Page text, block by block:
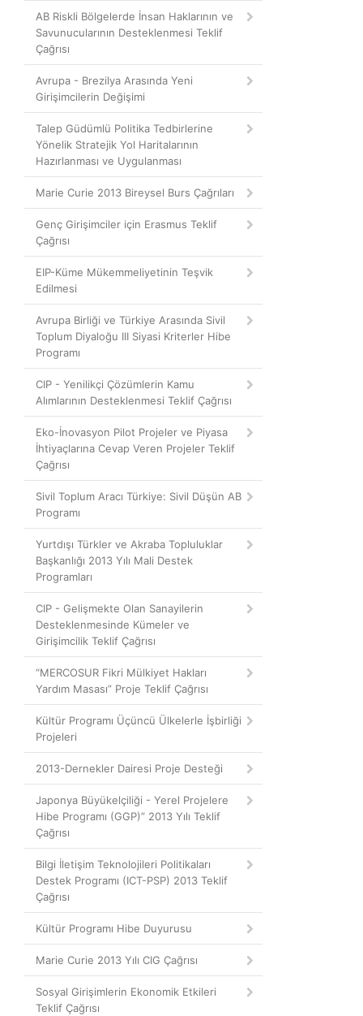
AB Riskli Bölgelerde İnsan Haklarının ve
Savunucularının Desteklenmesi Teklif
Çağrısı
Avrupa - Brezilya Arasında Yeni
Girişimcilerin Değişimi
Talep Güdümlü Politika Tedbirlerine
Yönelik Stratejik Yol Haritalarının
Hazırlanması ve Uygulanması
Marie Curie 2013 Bireysel Burs Çağrıları
Genç Girişimciler için Erasmus Teklif
Çağrısı
EIP-Küme Mükemmeliyetinin Teşvik
Edilmesi
Avrupa Birliği ve Türkiye Arasında Sivil
Toplum Diyaloğu III Siyasi Kriterler Hibe
Programı
CIP - Yenilikçi Çözümlerin Kamu
Alımlarının Desteklenmesi Teklif Çağrısı
Eko-İnovasyon Pilot Projeler ve Piyasa
İhtiyaçlarına Cevap Veren Projeler Teklif
Çağrısı
Sivil Toplum Aracı Türkiye: Sivil Düşün AB
Programı
Yurtdışı Türkler ve Akraba Topluluklar
Başkanlığı 2013 Yılı Mali Destek
Programları
CIP - Gelişmekte Olan Sanayilerin
Desteklenmesinde Kümeler ve
Girişimcilik Teklif Çağrısı
“MERCOSUR Fikri Mülkiyet Hakları
Yardım Masası” Proje Teklif Çağrısı
Kültür Programı Üçüncü Ülkelerle İşbirliği
Projeleri
2013-Dernekler Dairesi Proje Desteği
Japonya Büyükelçiliği - Yerel Projelere
Hibe Programı (GGP)” 2013 Yılı Teklif
Çağrısı
Bilgi İletişim Teknolojileri Politikaları
Destek Programı (ICT-PSP) 2013 Teklif
Çağrısı
Kültür Programı Hibe Duyurusu
Marie Curie 2013 Yılı CIG Çağrısı
Sosyal Girişimlerin Ekonomik Etkileri
Teklif Çağrısı